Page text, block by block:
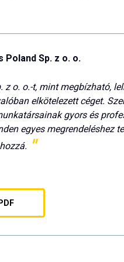
Sp. z o. o.
z o. o.-t, mint megbízható,
elkötelezett céget.
gyors és
egyes megrendeléshez